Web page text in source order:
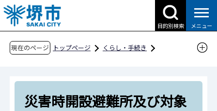
こ
の
ペ
目的別検索 メニュー
現在のページ トップページ
くらし・手続き
災害情報・対応
災害時開設避難所及び対象地区一覧
災害時開設避難所及び対象